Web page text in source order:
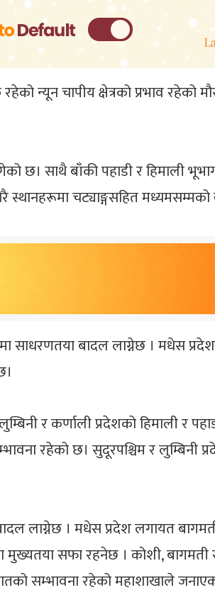
न्यून चापीय क्षेत्रको प्रभाव रहेको
छ। साथै बाँकी पहाडी र हिमाली
चट्याङ्गसहित मध्यमसम्मको
साधरणतया बादल लाग्नेछ । मधेस
र कर्णाली प्रदेशको हिमाली र
रहेको छ। सुदूरपश्चिम र लुम्बिनी
लाग्नेछ । मधेस प्रदेश लगायत
मुख्यतया सफा रहनेछ । कोशी, बागमती
सम्भावना रहेको महाशाखाले